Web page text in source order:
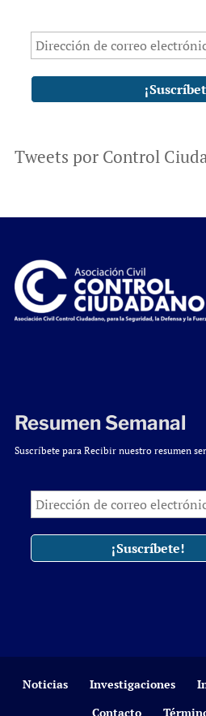
Tweets por Control
Resumen Semanal
Suscríbete para Recibir nuestro resumen
Noticias Investigaciones
Contacto